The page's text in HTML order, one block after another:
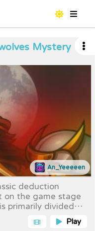
Mystery
deduction
on the game stage
primarily divided
Camp" and
game
An_Yeeeeen
Play